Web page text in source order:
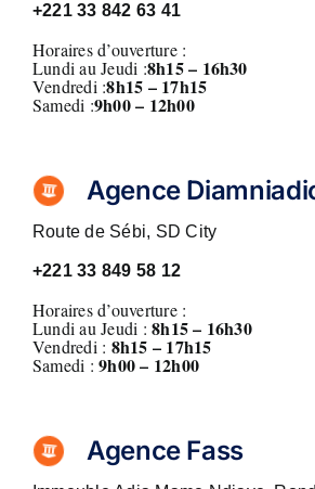
+221 33 842 63 41
Horaires d’ouverture :
Lundi au Jeudi :8h15 – 16h30
Vendredi :8h15 – 17h15
Samedi :9h00 – 12h00
Agence
Route de Sébi, SD City
+221 33 849 58 12
Horaires d’ouverture :
Lundi au Jeudi :8h15 – 16h30
Vendredi : 8h15 – 17h15
Samedi :9h00 – 12h00
Agence Fass